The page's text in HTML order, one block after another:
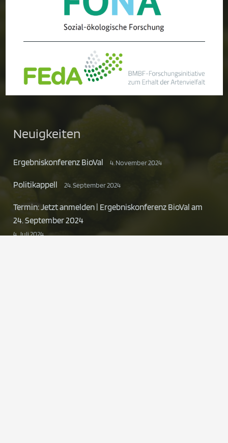
Neuigkeiten
Ergebniskonferenz BioVal 4. November 2024
Politikappell 24. September 2024
Termin: Jetzt anmelden | Ergebniskonferenz BioVal am
24. September 2024
4. Juli 2024